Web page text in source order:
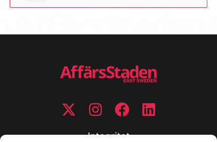
Integritet